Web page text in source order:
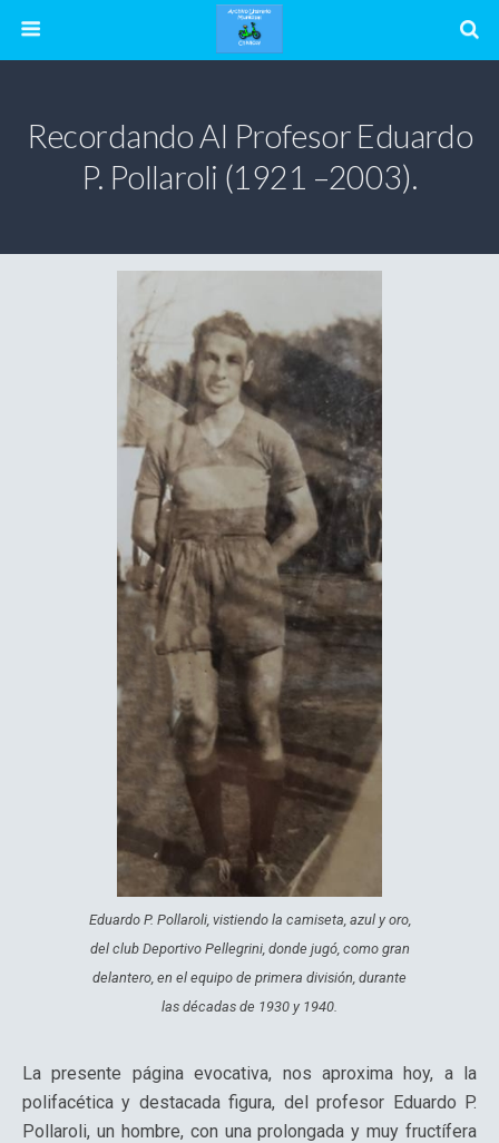
Recordando Al Profesor Eduardo
P. Pollaroli (1921 –2003).
Eduardo P. Pollaroli, vistiendo la camiseta, azul y oro,
del club Deportivo Pellegrini, donde jugó, como gran
delantero, en el equipo de primera división, durante
las décadas de 1930 y 1940.
La presente página evocativa, nos aproxima hoy, a la
polifacética y destacada figura, del profesor Eduardo P.
Pollaroli, un hombre, con una prolongada y muy fructífera